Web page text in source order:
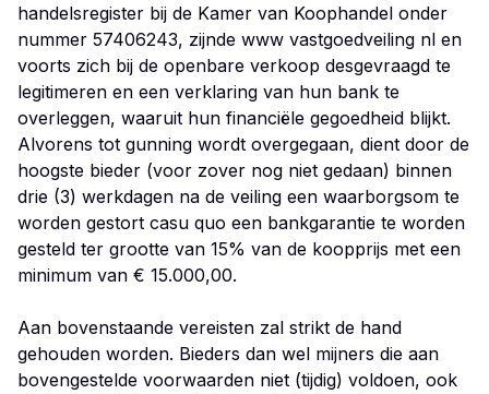
handelsregister bij de Kamer van Koophandel onder
nummer 57406243, zijnde www vastgoedveiling nl en
voorts zich bij de openbare verkoop desgevraagd te
legitimeren en een verklaring van hun bank te
overleggen, waaruit hun financiële gegoedheid blijkt.
Alvorens tot gunning wordt overgegaan, dient door de
hoogste bieder (voor zover nog niet gedaan) binnen
drie (3) werkdagen na de veiling een waarborgsom te
worden gestort casu quo een bankgarantie te worden
gesteld ter grootte van 15% van de koopprijs met een
minimum van € 15.000,00.
Aan bovenstaande vereisten zal strikt de hand
gehouden worden. Bieders dan wel mijners die aan
bovengestelde voorwaarden niet (tijdig) voldoen, ook